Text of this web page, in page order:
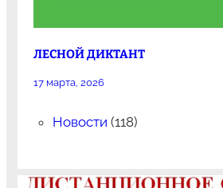
ЛЕСНОЙ ДИКТАНТ
17 марта, 2026
Новости (118)